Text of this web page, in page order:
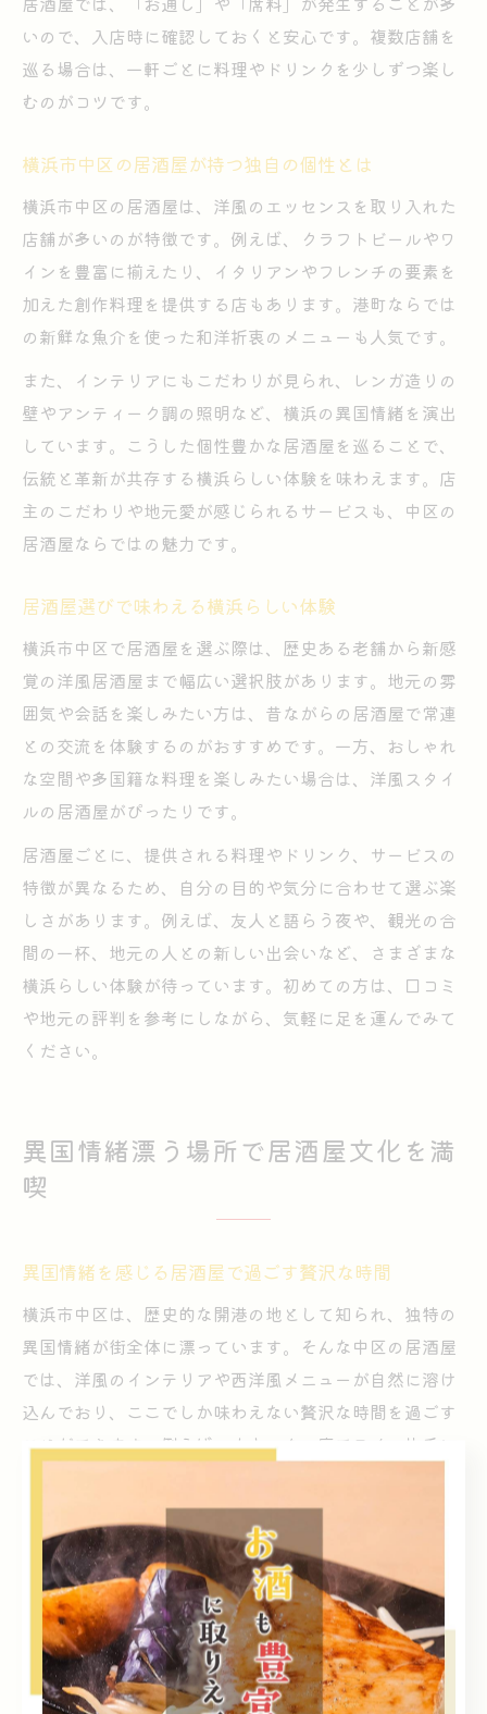
いので、入店時に確認しておくと安心です。複数店舗を
巡る場合は、一軒ごとに料理やドリンクを少しずつ楽し
むのがコツです。
横浜市中区の居酒屋が持つ独自の個性とは
横浜市中区の居酒屋は、洋風のエッセンスを取り入れた
店舗が多いのが特徴です。例えば、クラフトビールやワ
インを豊富に揃えたり、イタリアンやフレンチの要素を
加えた創作料理を提供する店もあります。港町ならでは
の新鮮な魚介を使った和洋折衷のメニューも人気です。
また、インテリアにもこだわりが見られ、レンガ造りの
壁やアンティーク調の照明など、横浜の異国情緒を演出
しています。こうした個性豊かな居酒屋を巡ることで、
伝統と革新が共存する横浜らしい体験を味わえます。店
主のこだわりや地元愛が感じられるサービスも、中区の
居酒屋ならではの魅力です。
居酒屋選びで味わえる横浜らしい体験
横浜市中区で居酒屋を選ぶ際は、歴史ある老舗から新感
覚の洋風居酒屋まで幅広い選択肢があります。地元の雰
囲気や会話を楽しみたい方は、昔ながらの居酒屋で常連
との交流を体験するのがおすすめです。一方、おしゃれ
な空間や多国籍な料理を楽しみたい場合は、洋風スタイ
ルの居酒屋がぴったりです。
居酒屋ごとに、提供される料理やドリンク、サービスの
特徴が異なるため、自分の目的や気分に合わせて選ぶ楽
しさがあります。例えば、友人と語らう夜や、観光の合
間の一杯、地元の人との新しい出会いなど、さまざまな
横浜らしい体験が待っています。初めての方は、口コミ
や地元の評判を参考にしながら、気軽に足を運んでみて
ください。
異国情緒漂う場所で居酒屋文化を満
喫
異国情緒を感じる居酒屋で過ごす贅沢な時間
横浜市中区は、歴史的な開港の地として知られ、独特の
異国情緒が街全体に漂っています。そんな中区の居酒屋
では、洋風のインテリアや西洋風メニューが自然に溶け
込んでおり、ここでしか味わえない贅沢な時間を過ごす
ことができます。例えば、カウンター席でワイン片手に
作料理が人気です。
特に、横浜の歴史と共に発展してきた老舗居酒屋では、
伝統的な和の雰囲気の中に、ステンドグラスやアンティ
ーク調の装飾が施されていることも珍しくありません。
こうした空間では、地元の食材を使った洋風メニュー
や、季節限定のカクテルなども提供され、女性やカップ